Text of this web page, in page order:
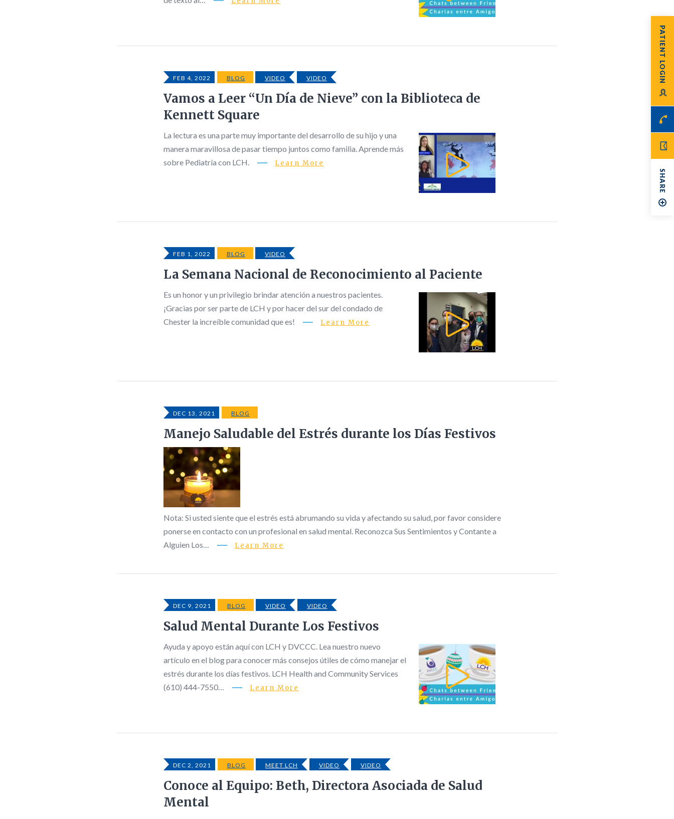
PATIENT LOGIN
SHARE
FEB 4, 2022 BLOG VIDEO VIDEO
Vamos a Leer “Un Día de Nieve” con la Biblioteca de
Kennett Square
La lectura es una parte muy importante del desarrollo de su hijo y una
manera maravillosa de pasar tiempo juntos como familia. Aprende más
sobre Pediatría con LCH.
Learn More
FEB 1, 2022 BLOG VIDEO
La Semana Nacional de Reconocimiento al Paciente
Es un honor y un privilegio brindar atención a nuestros pacientes.
¡Gracias por ser parte de LCH y por hacer del sur del condado de
Chester la increíble comunidad que es!
Learn More
DEC 13, 2021 BLOG
Manejo Saludable del Estrés durante los Días Festivos
Nota: Si usted siente que el estrés está abrumando su vida y afectando su salud, por favor considere
ponerse en contacto con un profesional en salud mental. Reconozca Sus Sentimientos y Contante a
Alguien Los…
Learn More
DEC 9, 2021 BLOG VIDEO VIDEO
Salud Mental Durante Los Festivos
Ayuda y apoyo están aquí con LCH y DVCCC. Lea nuestro nuevo
artículo en el blog para conocer más consejos útiles de cómo manejar el
estrés durante los días festivos. LCH Health and Community Services
(610) 444-7550…
Learn More
DEC 2, 2021 BLOG MEET LCH VIDEO VIDEO
Conoce al Equipo: Beth, Directora Asociada de Salud
Mental